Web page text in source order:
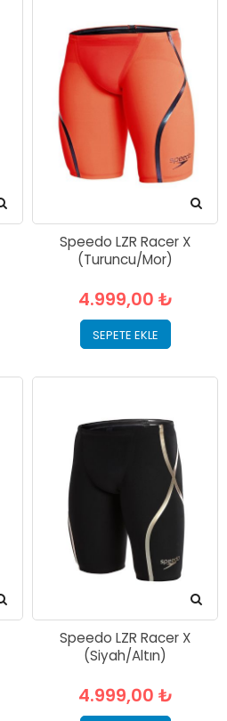
Speedo LZR Racer X
(Turuncu/Mor)
4.999,00 ₺
SEPETE EKLE
Speedo LZR Racer X
(Siyah/Altın)
4.999,00 ₺